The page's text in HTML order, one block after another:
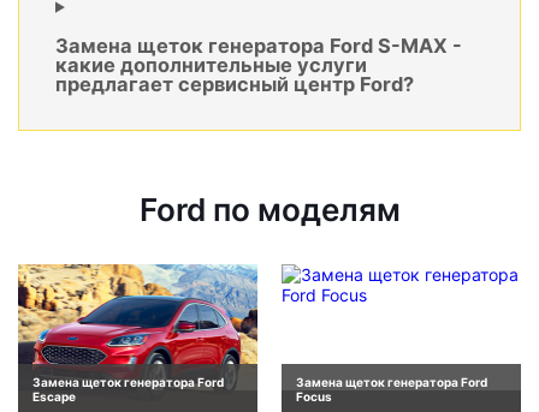
Замена щеток генератора Ford S-MAX -
какие дополнительные услуги
предлагает сервисный центр Ford?
Ford по моделям
Замена щеток генератора Ford
Escape
Замена щеток генератора Ford
Focus